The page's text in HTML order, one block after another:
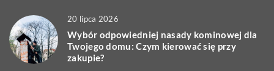
20 lipca 2026
Wybór odpowiedniej nasady kominowej dla
Twojego domu: Czym kierować się przy
zakupie?